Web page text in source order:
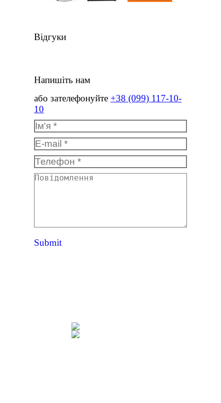
Відгуки
Напишіть нам
або зателефонуйте +38 (099) 117-10-
10
Ім'я *
E-mail *
Телефон *
Повідомлення
Submit